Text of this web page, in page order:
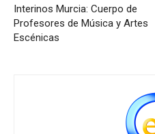
Interinos Murcia: Cuerpo de
Profesores de Música y Artes
Escénicas